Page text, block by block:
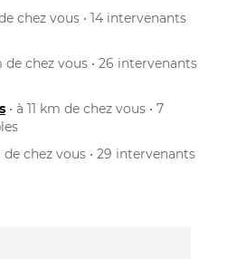
chez vous • 14 intervenants
de chez vous • 26 intervenants
• à 11 km de chez vous • 7
de chez vous • 29 intervenants